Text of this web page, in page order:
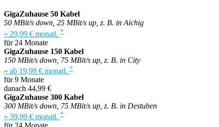
GigaZuhause 50 Kabel
50 MBit/s down, 25 MBit/s up, z. B. in Aichig
» 29,99 € monatl. *
für 24 Monate
GigaZuhause 150 Kabel
150 MBit/s down, 75 MBit/s up, z. B. in City
» ab 19,99 € monatl. *
für 9 Monate
danach 44,99 €
GigaZuhause 300 Kabel
300 MBit/s down, 75 MBit/s up, z. B. in Destuben
» 39,99 € monatl. *